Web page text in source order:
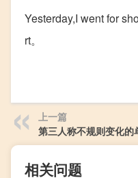
Yesterday,I went for
rt。
上一篇
第三人称不规则变化的
相关问题